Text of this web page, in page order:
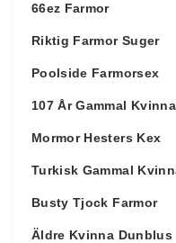
66ez Farmor
Riktig Farmor Suger
Poolside Farmorsex
107 År Gammal Kvinna
Mormor Hesters Kex
Turkisk Gammal
Busty Tjock Farmor
Äldre Kvinna Dunblus